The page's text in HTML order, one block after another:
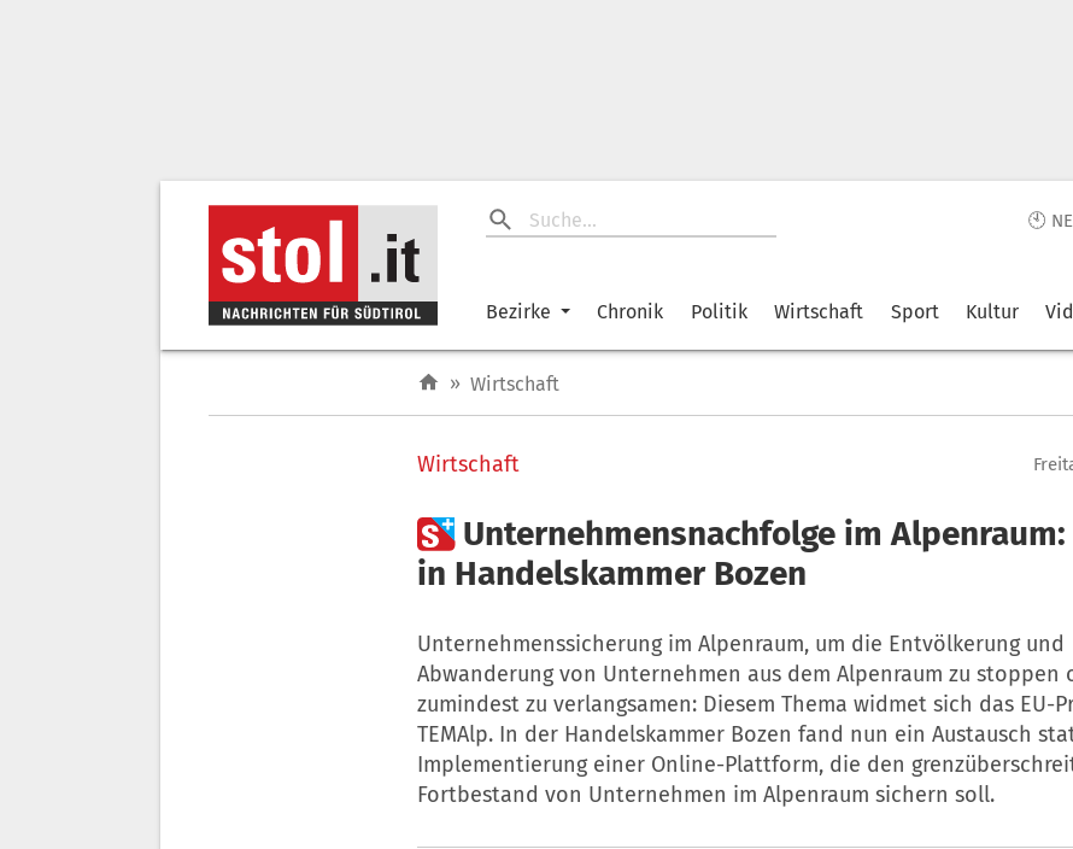
🕙
Bezirke Chronik Politik Wirtschaft Sport Kultur
» Wirtschaft
Wirtschaft
 Unternehmensnachfolge im
in Handelskammer Bozen
Unternehmenssicherung im Alpenraum, um die Entvölkerung und
Abwanderung von Unternehmen aus dem Alpenraum zu stoppen
zumindest zu verlangsamen: Diesem Thema widmet sich das EU-
TEMAlp. In der Handelskammer Bozen fand nun ein Austausch
Implementierung einer Online-Plattform, die den
Fortbestand von Unternehmen im Alpenraum sichern soll.